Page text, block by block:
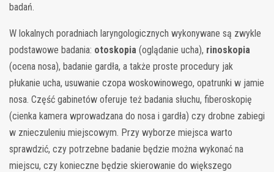
badań.
W lokalnych poradniach laryngologicznych wykonywane są zwykle
podstawowe badania: otoskopia (oglądanie ucha), rinoskopia
(ocena nosa), badanie gardła, a także proste procedury jak
płukanie ucha, usuwanie czopa woskowinowego, opatrunki w jamie
nosa. Część gabinetów oferuje też badania słuchu, fiberoskopię
(cienka kamera wprowadzana do nosa i gardła) czy drobne zabiegi
w znieczuleniu miejscowym. Przy wyborze miejsca warto
sprawdzić, czy potrzebne badanie będzie można wykonać na
miejscu, czy konieczne będzie skierowanie do większego